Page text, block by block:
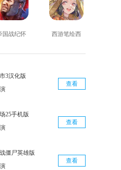
国战纪怀
西游笔绘西
3汉化版
查看
25手机版
查看
僵尸英雄版
查看